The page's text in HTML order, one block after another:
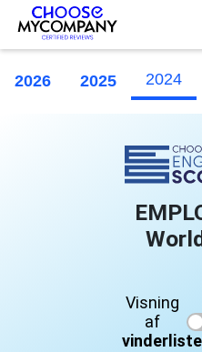
2026 2025 2024
Visning
af
CCookie-styringspanel